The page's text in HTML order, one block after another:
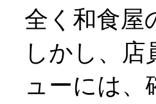
全く和食屋
しかし、
ューには